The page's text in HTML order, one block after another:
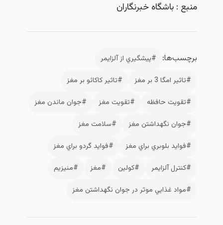
: باشگاه خبرنگاران
#پيشگيري از آلزايمر
#تاثير كاكائو بر مغز
حافظه
#تقويت مغز
#جوان ماندن مغز
نگهداشتن مغز
#سلامت مغز
بلوبري براي مغز
#فوايد گردو براي مغز
آلزايمر
#كولين #مغز
#منيزيم
غذايي موثر در جوان نگهداشتن مغز